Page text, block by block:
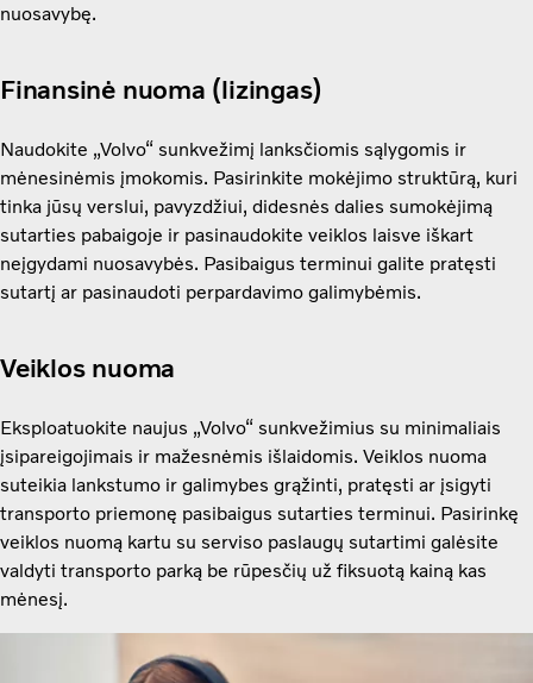
nuosavybę.
Finansinė nuoma (lizingas)
Naudokite „Volvo“ sunkvežimį lanksčiomis sąlygomis ir
mėnesinėmis įmokomis. Pasirinkite mokėjimo struktūrą, kuri
tinka jūsų verslui, pavyzdžiui, didesnės dalies sumokėjimą
sutarties pabaigoje ir pasinaudokite veiklos laisve iškart
neįgydami nuosavybės. Pasibaigus terminui galite pratęsti
sutartį ar pasinaudoti perpardavimo galimybėmis.
Veiklos nuoma
Eksploatuokite naujus „Volvo“ sunkvežimius su minimaliais
įsipareigojimais ir mažesnėmis išlaidomis. Veiklos nuoma
suteikia lankstumo ir galimybes grąžinti, pratęsti ar įsigyti
transporto priemonę pasibaigus sutarties terminui. Pasirinkę
veiklos nuomą kartu su serviso paslaugų sutartimi galėsite
valdyti transporto parką be rūpesčių už fiksuotą kainą kas
mėnesį.